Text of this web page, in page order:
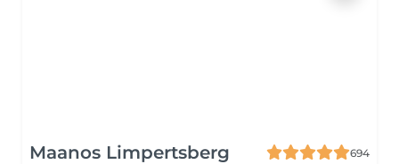
Maanos Limpertsberg
694